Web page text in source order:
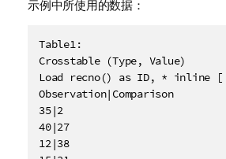
示例中所使用的数据：
Table1:
Crosstable (Type, Value)
Load recno() as ID, * inline [
Observation|Comparison
35|2
40|27
12|38